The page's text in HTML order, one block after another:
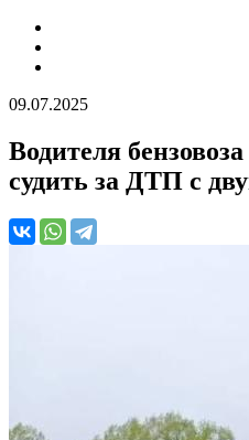
09.07.2025
Водителя
судить за ДТП с